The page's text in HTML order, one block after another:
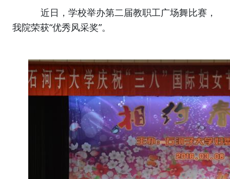
近日，学校举办第二届教职工广场舞比赛，
我院荣获“优秀风采奖”。